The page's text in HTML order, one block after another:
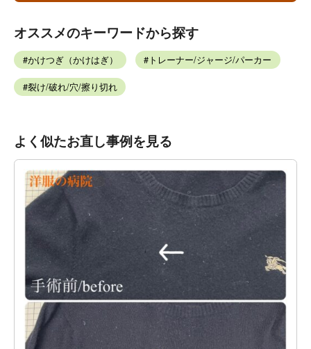
オススメのキーワードから探す
かけつぎ（かけはぎ） トレーナー/ジャージ/パーカー
裂け/破れ/穴/擦り切れ
よく似たお直し事例を見る